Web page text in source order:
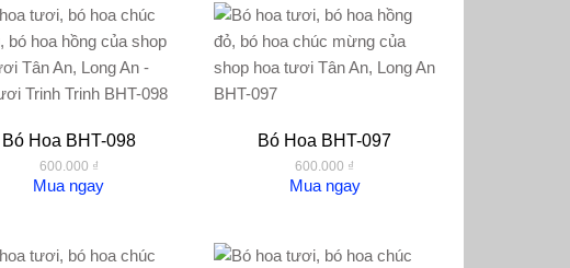
Bó Hoa BHT-098
600.000 ₫
Mua ngay
Bó Hoa BHT-097
600.000 ₫
Mua ngay